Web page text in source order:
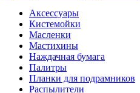
Аксессуары
Кистемойки
Масленки
Мастихины
Наждачная бумага
Палитры
Планки для подрамников
Распылители